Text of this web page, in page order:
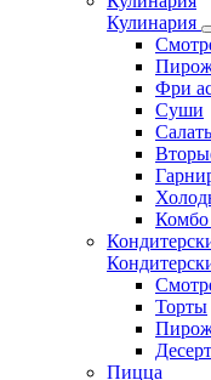
Кулинария
Фри
Суши
Комбо
Торты
Пицца